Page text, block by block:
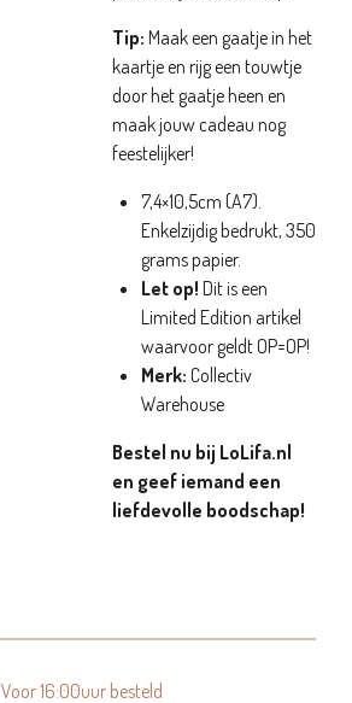
Tip: Maak een gaatje in het
kaartje en rijg een touwtje
door het gaatje heen en
maak jouw cadeau nog
feestelijker!
7,4×10,5cm (A7).
Enkelzijdig bedrukt, 350
grams papier.
Let op! Dit is een
Limited Edition artikel
waarvoor geldt OP=OP!
Merk: Collectiv
Warehouse
Bestel nu bij LoLifa.nl
en geef iemand een
liefdevolle boodschap!
Voor 16:00uur besteld